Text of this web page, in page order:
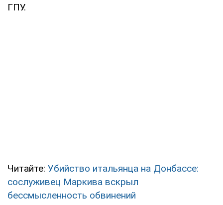
ГПУ.
Читайте: Убийство итальянца на Донбассе:
сослуживец Маркива вскрыл
бессмысленность обвинений